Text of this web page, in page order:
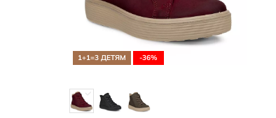
1+1=3 ДЕТЯМ -36%